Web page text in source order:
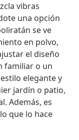
vibras
una opción
se ve
en polvo,
el diseño
familiar o un
elegante y
jardín o patio,
Además, es
que lo hace